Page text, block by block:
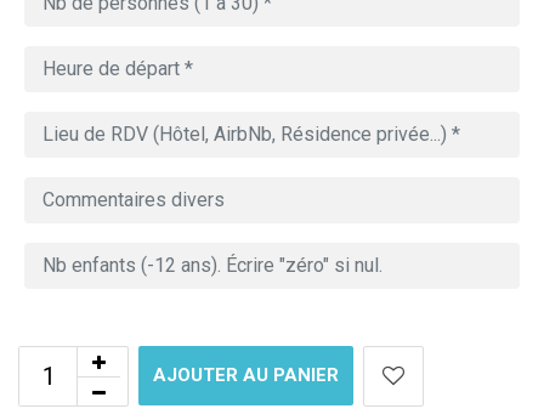
AJOUTER AU PANIER